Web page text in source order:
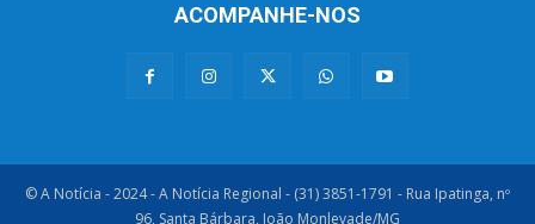
ACOMPANHE-NOS
© A Notícia - 2024 - A Notícia Regional - (31) 3851-1791 - Rua Ipatinga, nº
96, Santa Bárbara, João Monlevade/MG